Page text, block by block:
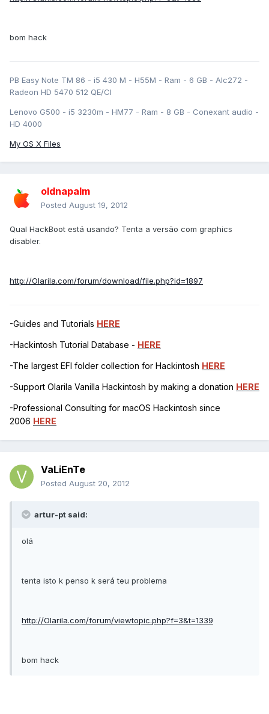
bom hack
PB Easy Note TM 86 - i5 430 M - H55M - Ram - 6 GB - Alc272 -
Radeon HD 5470 512 QE/CI
Lenovo G500 - i5 3230m - HM77 - Ram - 8 GB - Conexant audio -
HD 4000
My OS X Files
oldnapalm
Posted August 19, 2012
Qual HackBoot está usando? Tenta a versão com graphics
disabler.
http://Olarila.com/forum/download/file.php?id=1897
-Guides and Tutorials HERE
-Hackintosh Tutorial Database - HERE
-The largest EFI folder collection for Hackintosh HERE
-Support Olarila Vanilla Hackintosh by making a donation HERE
-Professional Consulting for macOS Hackintosh since
2006 HERE
VaLiEnTe
Posted August 20, 2012
artur-pt said:
olá
tenta isto k penso k será teu problema
http://Olarila.com/forum/viewtopic.php?f=3&t=1339
bom hack